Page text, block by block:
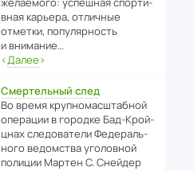
вная карьера, отли­чные
отметки, попу­ля­р­ность
и внимание…
‹Далее›
Смертельный след
Во время круп­но­мас­ш­та­бной
операции в городке Бад‑Крой­
цнах следо­ва­тели Феде­раль­
ного ведомства уголо­вной
полиции Мартен С. Снейдер